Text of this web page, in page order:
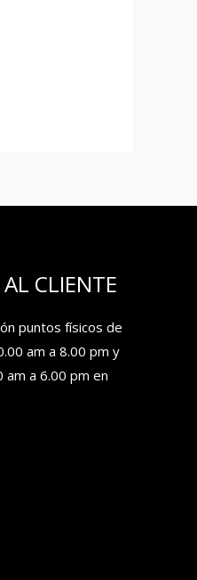
CLIENTE
puntos físicos de
am a 8.00 pm y
am a 6.00 pm en